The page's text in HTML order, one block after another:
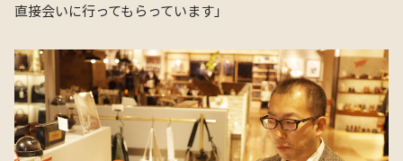
直接会いに行ってもらっています」